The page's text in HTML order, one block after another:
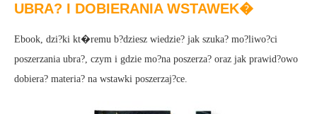
UBRA? I DOBIERANIA WSTAWEK�
Ebook, dzi?ki kt�remu b?dziesz wiedzie? jak szuka? mo?liwo?ci
poszerzania ubra?, czym i gdzie mo?na poszerza? oraz jak prawid?owo
dobiera? materia? na wstawki poszerzaj?ce.